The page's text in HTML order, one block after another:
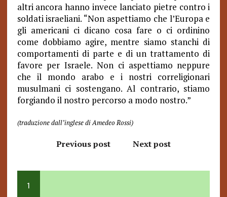
altri ancora hanno invece lanciato pietre contro i
soldati israeliani. “Non aspettiamo che l’Europa e
gli americani ci dicano cosa fare o ci ordinino
come dobbiamo agire, mentre siamo stanchi di
comportamenti di parte e di un trattamento di
favore per Israele. Non ci aspettiamo neppure
che il mondo arabo e i nostri correligionari
musulmani ci sostengano. Al contrario, stiamo
forgiando il nostro percorso a modo nostro.”
(traduzione dall’inglese di Amedeo Rossi)
Previous post Next post
1